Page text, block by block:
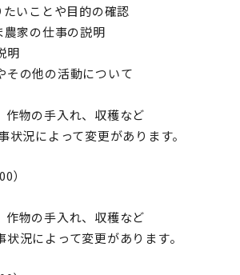
いことや目的の確認
農家の仕事の説明
明
その他の活動について
作物の手入れ、収穫など
況によって変更があります。
）
作物の手入れ、収穫など
況によって変更があります。